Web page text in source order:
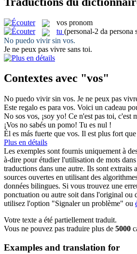
vos pronom
tu (personal-2 da persona
No puedo vivir sin vos.
Je ne peux pas vivre sans toi.
Contextes avec "vos"
No puedo vivir sin vos. Je ne peux pas
Este regalo es para vos. Voici un cadeau
No sos vos, ¡soy yo! Ce n'est pas toi, c'est
¡Vos no sabés un pomo! Tu es nul !
Él es más fuerte que vos. Il est plus fort que
Plus en détails
Les exemples sont fournis uniquement à
à-dire pour étudier l'utilisation de mots
traductions dans une autre. Ils sont extraits
sources ouvertes en utilisant des
données bilingues. Si vous trouvez une
ponctuation ou autre soit dans l'original ou
utilisez l'option "Signaler un problème" ou
Votre texte a été partiellement traduit.
Vous ne pouvez pas traduire plus de 5000
Examples and translation for